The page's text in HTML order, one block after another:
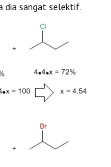
dia sangat selektif.